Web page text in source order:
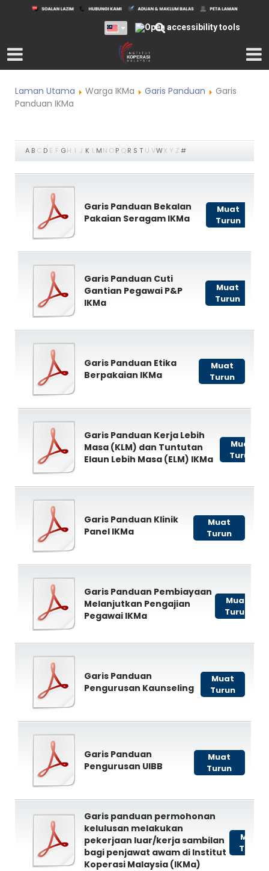
Laman Utama Warga IKMa Garis Panduan
Garis
Panduan IKMa
A B C D E F GH I J K L MN O P Q R S T U VWX Y Z#
Garis Panduan Bekalan
Pakaian Seragam IKMa
Muat
Turun
Garis Panduan Cuti
Gantian Pegawai P&P
IKMa
Muat
Turun
Garis Panduan Etika
Berpakaian IKMa
Muat
Turun
Garis Panduan Kerja Lebih
Masa (KLM) dan Tuntutan
Elaun Lebih Masa (ELM) IKMa
Muat
Turun
Garis Panduan Klinik
Panel IKMa
Muat
Turun
Garis Panduan Pembiayaan
Melanjutkan Pengajian
Pegawai IKMa
Muat
Turun
Garis Panduan
Pengurusan Kaunseling
Muat
Turun
Garis Panduan
Pengurusan UIBB
Muat
Turun
Garis panduan permohonan
kelulusan melakukan
pekerjaan luar/kerja sambilan
bagi penjawat awam di Institut
Koperasi Malaysia (IKMa)
Muat
Turun